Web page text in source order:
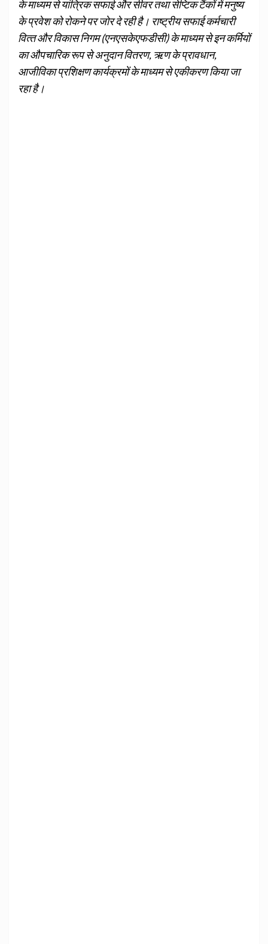
के माध्‍यम से यांत्रिक सफाई और सीवर तथा सेप्टिक टैंकों में मनुष्‍य
के प्रवेश को रोकने पर जोर दे रही है। राष्‍ट्रीय सफाई कर्मचारी
वित्‍त और विकास निगम (एनएसकेएफडीसी) के माध्‍यम से इन कर्मियों
का औपचारिक रूप से अनुदान वितरण, ऋण के प्रावधान,
आजीविका प्रशिक्षण कार्यक्रमों के माध्‍यम से एकीकरण किया जा
रहा है।